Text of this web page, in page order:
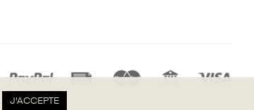
J'ACCEPTE
J'ACCEPTE